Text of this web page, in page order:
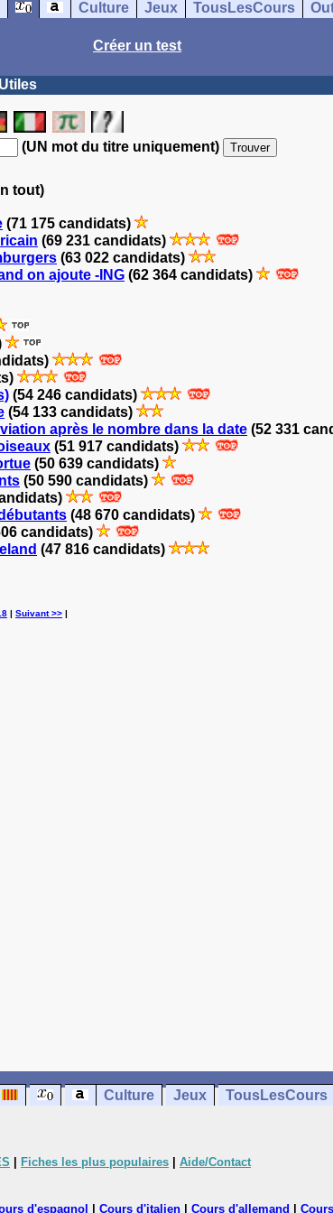
Culture Jeux TousLesCours
Créer un test
Utiles
(UN mot du titre uniquement)
tout)
(71 175 candidats)
(69 231 candidats)
(63 022 candidats)
on ajoute -ING (62 364 candidats)
(54 246 candidats)
(54 133 candidats)
après le nombre dans la date (52 331
(51 917 candidats)
(50 639 candidats)
(50 590 candidats)
(48 670 candidats)
candidats)
(47 816 candidats)
| Suivant >> |
Culture Jeux TousLesCours
Fiches les plus populaires Aide/Contact
d'espagnol Cours d'italien Cours d'allemand